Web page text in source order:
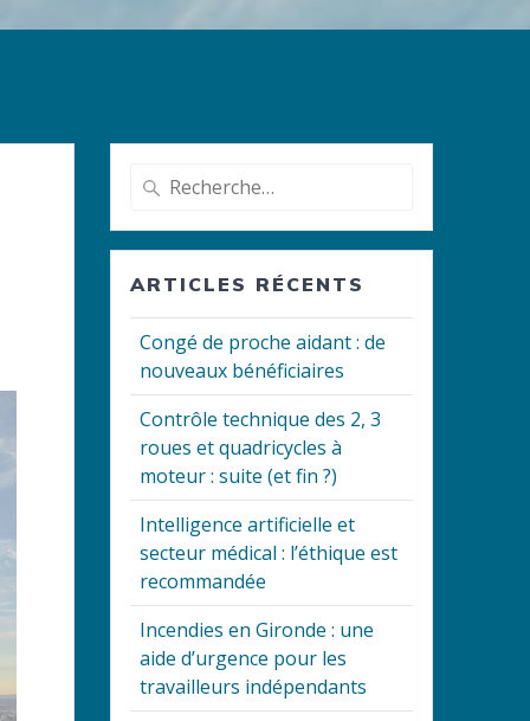
Recherche
:
ARTICLES RÉCENTS
Congé de proche aidant : de
nouveaux bénéficiaires
Contrôle technique des 2, 3
roues et quadricycles à
moteur : suite (et fin ?)
Intelligence artificielle et
secteur médical : l’éthique est
recommandée
Incendies en Gironde : une
aide d’urgence pour les
travailleurs indépendants